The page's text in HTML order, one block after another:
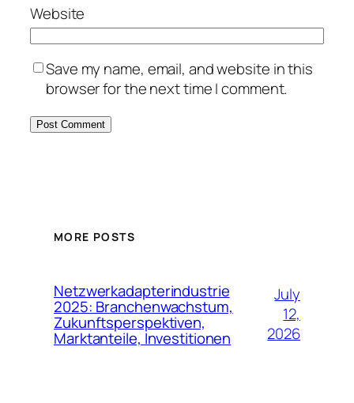
Website
Save my name, email, and website in this
browser for the next time I comment.
MORE POSTS
Netzwerkadapterindustrie
2025: Branchenwachstum,
Zukunftsperspektiven,
Marktanteile, Investitionen
July
12,
2026